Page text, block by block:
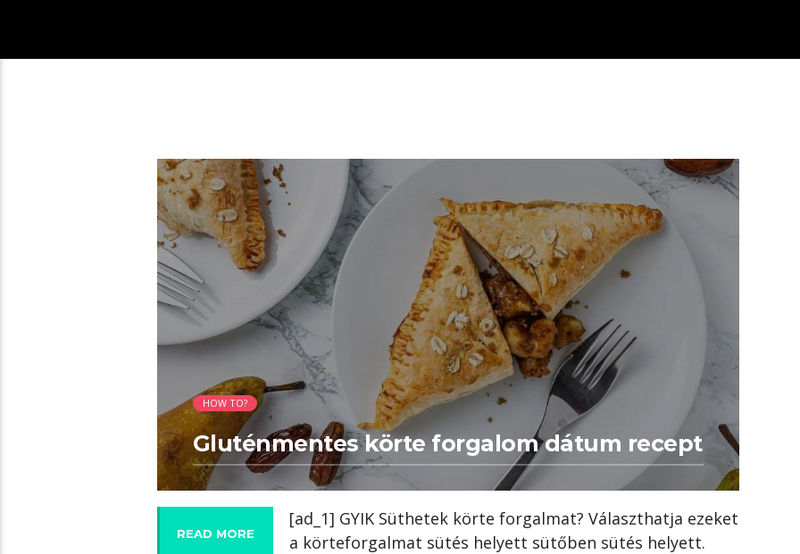
03:23 READ TIME
HOW TO?
Gluténmentes körte forgalom dátum recept
READ MORE
[ad_1] GYIK Süthetek körte forgalmat? Választhatja ezeket
a körteforgalmat sütés helyett sütőben sütés helyett.